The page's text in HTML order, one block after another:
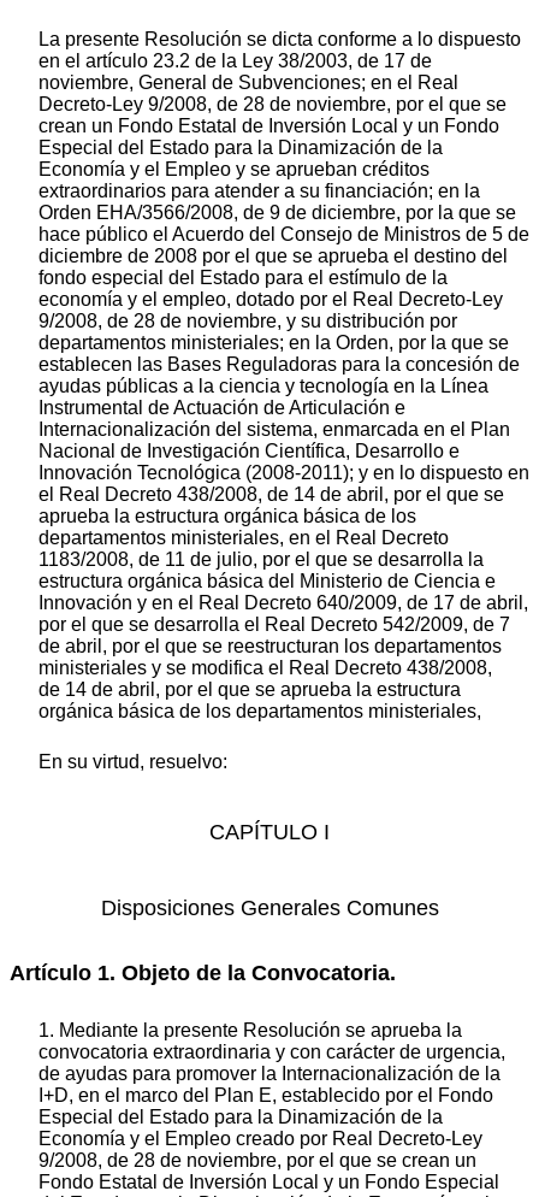
La presente Resolución se dicta conforme a lo dispuesto
en el artículo 23.2 de la Ley 38/2003, de 17 de
noviembre, General de Subvenciones; en el Real
Decreto-Ley 9/2008, de 28 de noviembre, por el que se
crean un Fondo Estatal de Inversión Local y un Fondo
Especial del Estado para la Dinamización de la
Economía y el Empleo y se aprueban créditos
extraordinarios para atender a su financiación; en la
Orden EHA/3566/2008, de 9 de diciembre, por la que se
hace público el Acuerdo del Consejo de Ministros de 5 de
diciembre de 2008 por el que se aprueba el destino del
fondo especial del Estado para el estímulo de la
economía y el empleo, dotado por el Real Decreto-Ley
9/2008, de 28 de noviembre, y su distribución por
departamentos ministeriales; en la Orden, por la que se
establecen las Bases Reguladoras para la concesión de
ayudas públicas a la ciencia y tecnología en la Línea
Instrumental de Actuación de Articulación e
Internacionalización del sistema, enmarcada en el Plan
Nacional de Investigación Científica, Desarrollo e
Innovación Tecnológica (2008-2011); y en lo dispuesto en
el Real Decreto 438/2008, de 14 de abril, por el que se
aprueba la estructura orgánica básica de los
departamentos ministeriales, en el Real Decreto
1183/2008, de 11 de julio, por el que se desarrolla la
estructura orgánica básica del Ministerio de Ciencia e
Innovación y en el Real Decreto 640/2009, de 17 de abril,
por el que se desarrolla el Real Decreto 542/2009, de 7
de abril, por el que se reestructuran los departamentos
ministeriales y se modifica el Real Decreto 438/2008,
de 14 de abril, por el que se aprueba la estructura
orgánica básica de los departamentos ministeriales,
En su virtud, resuelvo:
CAPÍTULO I
Disposiciones Generales Comunes
Artículo 1. Objeto de la Convocatoria.
1. Mediante la presente Resolución se aprueba la
convocatoria extraordinaria y con carácter de urgencia,
de ayudas para promover la Internacionalización de la
I+D, en el marco del Plan E, establecido por el Fondo
Especial del Estado para la Dinamización de la
Economía y el Empleo creado por Real Decreto-Ley
9/2008, de 28 de noviembre, por el que se crean un
Fondo Estatal de Inversión Local y un Fondo Especial